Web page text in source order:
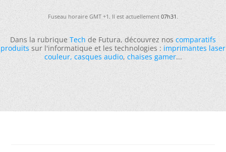
Fuseau horaire GMT +1. Il est actuellement07h31.
Dans la rubriqueTechde Futura, découvrez noscomparatifs
produitssur l'informatique et les technologies :imprimantes laser
couleur,casques audio,chaises gamer...